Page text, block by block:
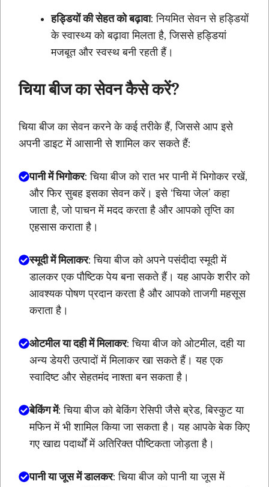
हड्डियों की सेहत को बढ़ावा: नियमित सेवन से हड्डियों
के स्वास्थ्य को बढ़ावा मिलता है, जिससे हड्डियां
मजबूत और स्वस्थ बनी रहती हैं।
चिया बीज का सेवन कैसे करें?
चिया बीज का सेवन करने के कई तरीके हैं, जिससे आप इसे
अपनी डाइट में आसानी से शामिल कर सकते हैं:
पानी में भिगोकर: चिया बीज को रात भर पानी में भिगोकर रखें,
और फिर सुबह इसका सेवन करें। इसे ‘चिया जेल’ कहा
जाता है, जो पाचन में मदद करता है और आपको तृप्ति का
एहसास कराता है।
स्मूदी में मिलाकर: चिया बीज को अपने पसंदीदा स्मूदी में
डालकर एक पौष्टिक पेय बना सकते हैं। यह आपके शरीर को
आवश्यक पोषण प्रदान करता है और आपको ताजगी महसूस
कराता है।
ओटमील या दही में मिलाकर: चिया बीज को ओटमील, दही या
अन्य डेयरी उत्पादों में मिलाकर खा सकते हैं। यह एक
स्वादिष्ट और सेहतमंद नाश्ता बन सकता है।
बेकिंग में: चिया बीज को बेकिंग रेसिपी जैसे ब्रेड, बिस्कुट या
मफिन में भी शामिल किया जा सकता है। यह आपके बेक किए
गए खाद्य पदार्थों में अतिरिक्त पौष्टिकता जोड़ता है।
पानी या जूस में डालकर: चिया बीज को पानी या जूस में